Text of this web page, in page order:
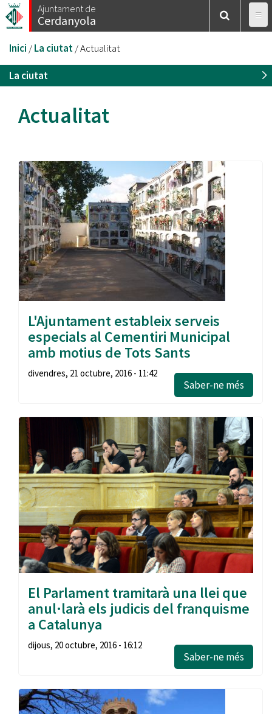
Vés
al
Ajuntament de
Cerdanyola
Esteu
aquí
Inici /La ciutat/Actualitat
La ciutat
Actualitat
L'Ajuntament estableix serveis
especials al Cementiri Municipal
amb motius de Tots Sants
divendres, 21 octubre, 2016 - 11:42
Saber-ne més
El Parlament tramitarà una llei que
anul·larà els judicis del franquisme
a Catalunya
dijous, 20 octubre, 2016 - 16:12
Saber-ne més